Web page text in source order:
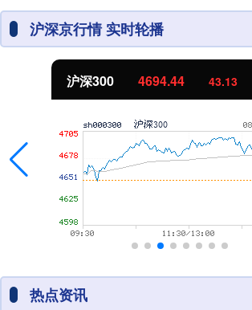
沪深京行情 实时轮播
沪深300 4694.44 43.13
热点资讯